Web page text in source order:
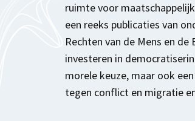
ruimte voor
een reeks publicaties van
Rechten van de Mens en
investeren in
morele keuze, maar ook
tegen conflict en migratie